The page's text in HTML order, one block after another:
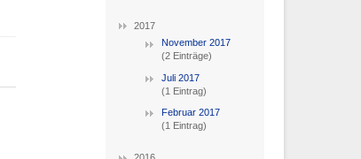
2017
November 2017
(2 Einträge)
Juli 2017
(1 Eintrag)
Februar 2017
(1 Eintrag)